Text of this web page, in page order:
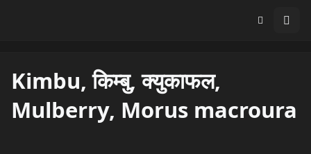
Kimbu, किम्बु, क्युकाफल,
Mulberry, Morus macroura